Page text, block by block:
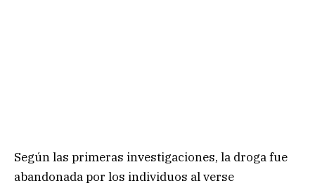
Según las primeras investigaciones, la droga fue
abandonada por los individuos al verse